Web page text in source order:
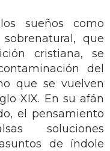
sueños como
que
cristiana, se
del
que se vuelven
XIX. En su afán
el pensamiento
soluciones
de índole